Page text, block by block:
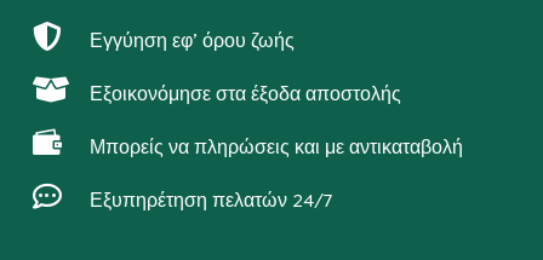
 Εγγύηση εφ’ όρου ζωής
 Εξοικονόμησε στα έξοδα αποστολής
 Μπορείς να πληρώσεις και με αντικαταβολή
 Εξυπηρέτηση πελατών 24/7